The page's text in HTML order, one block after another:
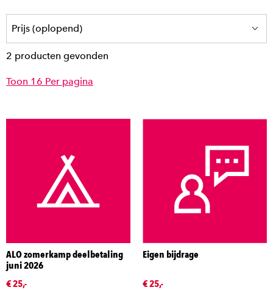
2 producten gevonden
Toon 16 Per pagina
ALO zomerkamp deelbetaling
juni 2026
€ 25,-
Eigen bijdrage
€ 25,-